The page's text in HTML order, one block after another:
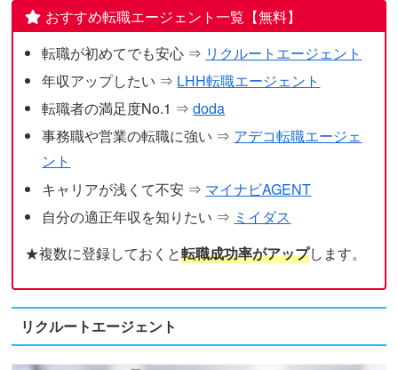
おすすめ転職エージェント一覧【無料】
転職が初めてでも安心 ⇒ リクルートエージェント
年収アップしたい ⇒ LHH転職エージェント
転職者の満足度No.1 ⇒doda
事務職や営業の転職に強い ⇒ アデコ転職エージェ
ント
キャリアが浅くて不安 ⇒ マイナビAGENT
自分の適正年収を知りたい ⇒ ミイダス
★複数に登録しておくと転職成功率がアップします。
リクルートエージェント